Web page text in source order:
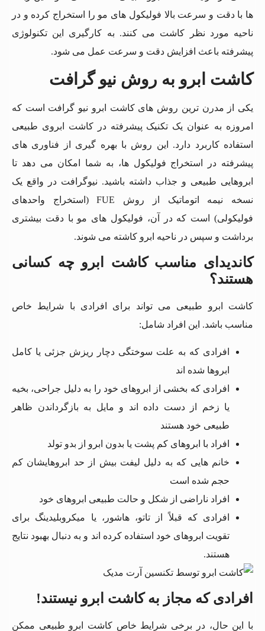
ها با دقت و سرعت بالا فولیکول های مو را استخراج کرده و در
ناحیه مورد نظر کاشت می کنند. به کارگیری این تکنولوژی
پیشرفته باعث افزایش دقت و سرعت عمل می شود.
کاشت ابرو به روش نیو گرافت
یکی از مدرن ترین روش های کاشت ابرو نیو گرافت است که
امروزه به عنوان یک تکنیک پیشرفته در کاشت ابروی طبیعی
استفاده کاربرد دارد. این روش با بهره گیری از فناوری های
پیشرفته در استخراج فولیکول ها، به شما امکان می دهد تا
ابروهایی طبیعی و جذاب داشته باشید. نیوگرافت در واقع یک
نسخه نیمه اتوماتیک از روش FUE (استخراج واحدهای
فولیکولی) است که در آن، فولیکول های مو با دقت بیشتری
برداشت و سپس در ناحیه ابرو کاشته می شوند.
کاندیدای مناسب کاشت ابرو چه کسانی
هستند؟
کاشت ابرو طبیعی می تواند برای افرادی با شرایط خاص
مناسب باشد. این افراد شامل:
افرادی که به علت سوختگی دچار ریزش جزئی یا کامل
ابروها شده اند
افرادی که بخشی از ابروهای خود را به دلیل جراحی، بخیه
یا زخم از دست داده اند و مایل به بازگرداندن ظاهر
طبیعی خود هستند
افراد با ابروهای کم پشت یا بدون ابرو از بدو تولد
خانم هایی که به دلیل لیفت بیش از حد ابروهایشان کم
حجم شده است
افراد ناراضی از شکل و حالت طبیعی ابروهای خود
افرادی که قبلاً از تاتو، هاشور، یا میکروبلیدینگ برای
تقویت ابروهای خود استفاده کرده اند و به دنبال بهبود نتایج
هستند.
افرادی که مجاز به کاشت ابرو نیستند!
با این حال، در برخی شرایط خاص کاشت ابرو طبیعی ممکن